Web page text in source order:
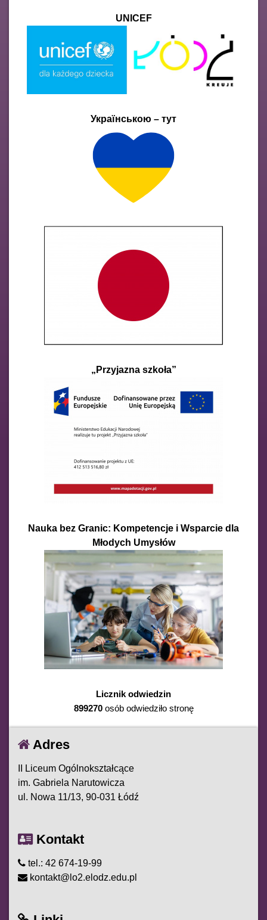
UNICEF
Українською – тут
„Przyjazna szkoła”
Nauka bez Granic: Kompetencje i Wsparcie dla
Młodych Umysłów
Licznik odwiedzin
899270osób odwiedziło stronę
Adres
II Liceum Ogólnokształcące
im. Gabriela Narutowicza
ul. Nowa 11/13, 90-031 Łódź
Kontakt
tel.: 42 674-19-99
kontakt@lo2.elodz.edu.pl